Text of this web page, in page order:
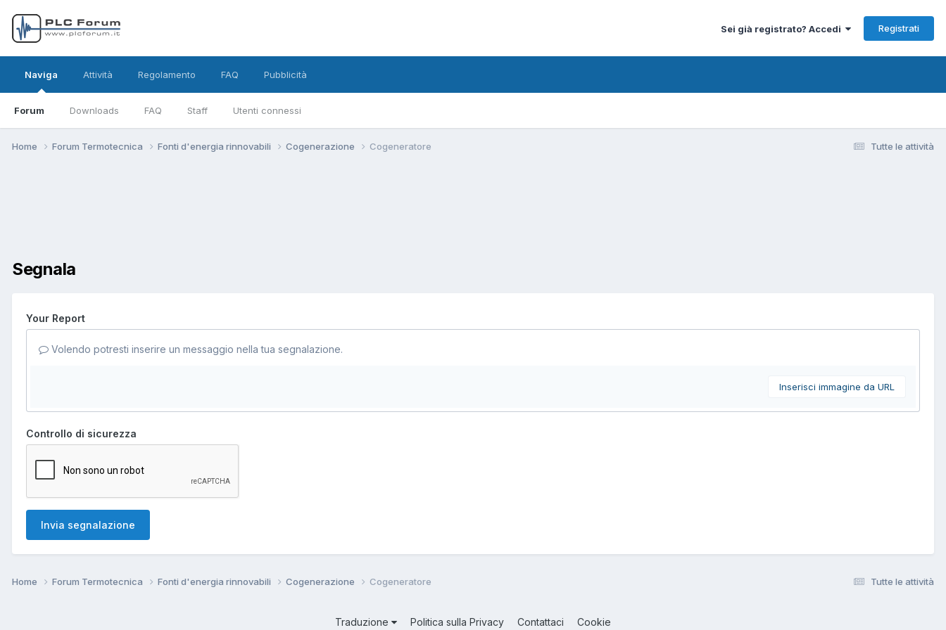
Sei già registrato? Accedi Registrati
Naviga
Forum Downloads FAQ Staff Utenti connessi
Attività Regolamento FAQ Pubblicità
Tutte le attività
Home Forum Termotecnica Fonti d'energia rinnovabili Cogenerazione Cogeneratore
Segnala
Your Report
Volendo potresti inserire un messaggio nella tua segnalazione.
Inserisci immagine da URL
Controllo di sicurezza
Invia segnalazione
Tutte le attività
Home Forum Termotecnica Fonti d'energia rinnovabili Cogenerazione Cogeneratore
Traduzione Politica sulla Privacy Contattaci Cookie